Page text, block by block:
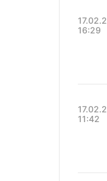
16:29
11:42